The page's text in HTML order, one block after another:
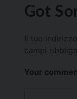
Got
Il tuo
campi
Your